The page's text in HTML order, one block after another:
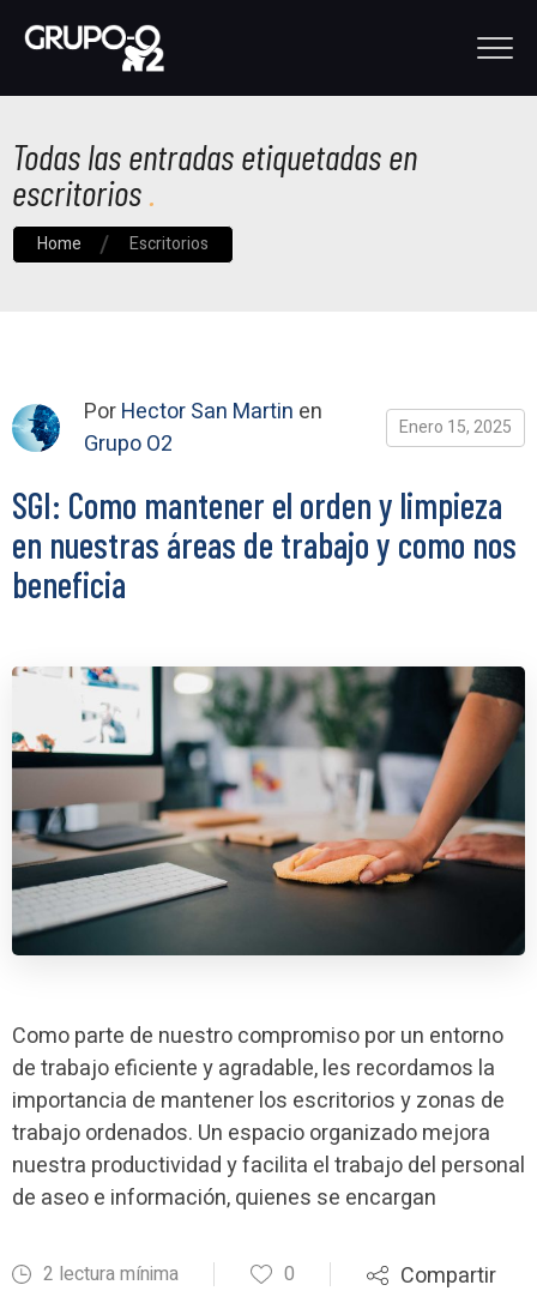
Todas las entradas etiquetadas en
escritorios
Home Escritorios
PorHector San Martin en
Grupo O2
Enero 15, 2025
SGI: Como mantener el orden y limpieza
en nuestras áreas de trabajo y como nos
beneficia
Como parte de nuestro compromiso por un entorno
de trabajo eficiente y agradable, les recordamos la
importancia de mantener los escritorios y zonas de
trabajo ordenados. Un espacio organizado mejora
nuestra productividad y facilita el trabajo del personal
de aseo e información, quienes se encargan
2 lectura mínima 0 Compartir